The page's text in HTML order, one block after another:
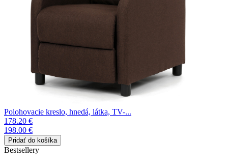
Polohovacie kreslo, hnedá, látka, TV-...
178.20 €
198.00 €
Bestsellery